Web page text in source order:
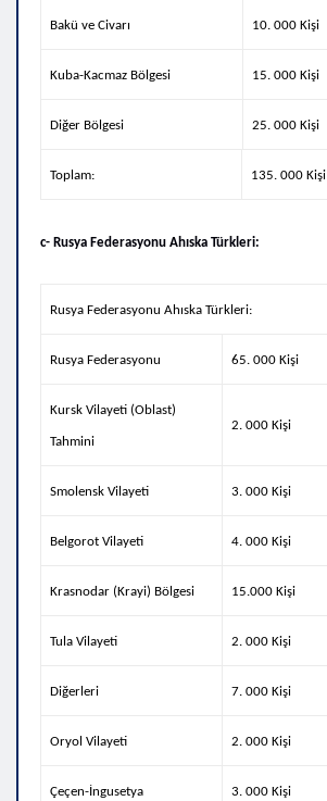
Bakü ve Civarı 10. 000 Kişi
Kuba-Kacmaz Bölgesi 15. 000 Kişi
Diğer Bölgesi 25. 000 Kişi
Toplam: 135. 000 Kişi
c- Rusya Federasyonu Ahıska Türkleri:
Rusya Federasyonu Ahıska Türkleri:
Rusya Federasyonu 65. 000 Kişi
Kursk Vilayeti (Oblast)
Tahmini
2. 000 Kişi
Smolensk Vilayeti 3. 000 Kişi
Belgorot Vilayeti 4. 000 Kişi
Krasnodar (Krayi) Bölgesi 15.000 Kişi
Tula Vilayeti 2. 000 Kişi
Diğerleri 7. 000 Kişi
Oryol Vilayeti 2. 000 Kişi
Çeçen-İngusetya 3. 000 Kişi